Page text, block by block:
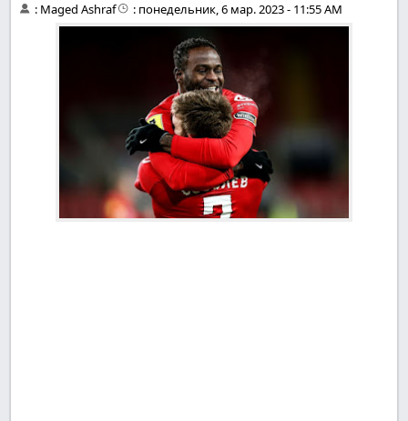
: Maged Ashraf : понедельник, 6 мар. 2023 - 11:55 AM